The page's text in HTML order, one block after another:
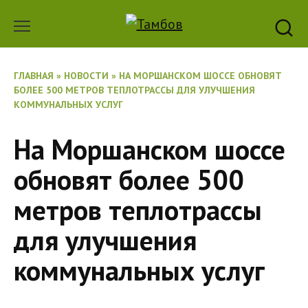
содержанию
ГЛАВНАЯ » НОВОСТИ » НА МОРШАНСКОМ ШОССЕ ОБНОВЯТ
БОЛЕЕ 500 МЕТРОВ ТЕПЛОТРАССЫ ДЛЯ УЛУЧШЕНИЯ
КОММУНАЛЬНЫХ УСЛУГ
На Моршанском шоссе
обновят более 500
метров теплотрассы
для улучшения
коммунальных услуг